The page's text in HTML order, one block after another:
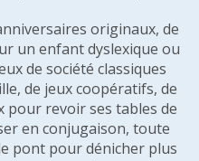
originaux, de
un enfant dyslexique ou
de société classiques
de jeux coopératifs, de
pour revoir ses tables de
en conjugaison, toute
pont pour dénicher plus